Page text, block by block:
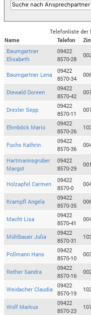
Telefonliste der
Name
Telefon
Baumgartner
Elisabeth
09422
8570-28
Baumgartner Lena
09422
8570-34
Diewald Doreen
09422
8570-42
Drexler Sepp
09422
8570-11
Ehrnböck Mario
09422
8570-26
Fuchs Kathrin
09422
8570-36
Hartmannsgruber
Margot
09422
8570-29
001
Holzapfel Carmen
09422
8570-0
Krampfl Angela
09422
8570-35
Macht Lisa
09422
8570-41
Mühlbauer Julia
09422
8570-31
Pollmann Hans
09422
8570-10
Rother Sandra
09422
8570-16
Weidacher Claudia
09422
8570-19
Wolf Markus
09422
8570-23